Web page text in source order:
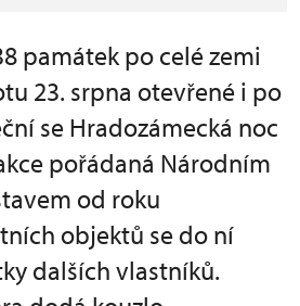
památek po celé zemi
23. srpna otevřené i po
se Hradozámecká noc
pořádaná Národním
od roku
objektů se do ní
dalších vlastníků.